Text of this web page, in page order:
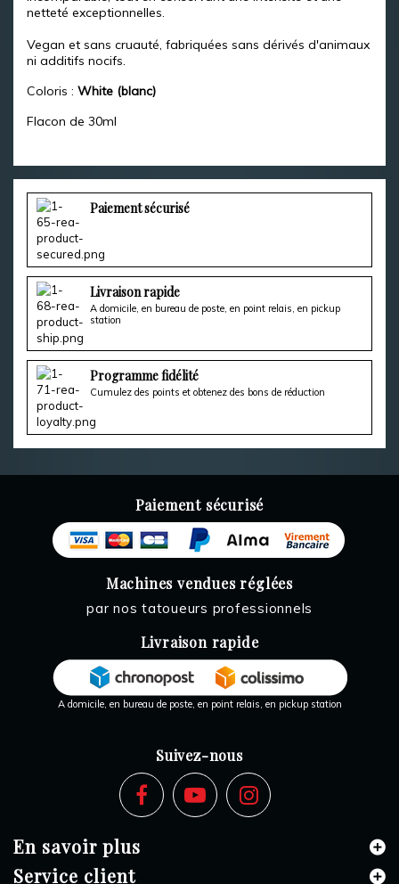
netteté exceptionnelles.
Vegan et sans cruauté, fabriquées sans dérivés d'animaux
ni additifs nocifs.
Coloris : White (blanc)
Flacon de 30ml
Paiement sécurisé
Livraison rapide
A domicile, en bureau de poste, en point relais, en pickup
station
Programme fidélité
Cumulez des points et obtenez des bons de réduction
Paiement sécurisé
Machines vendues réglées
par nos tatoueurs professionnels
Livraison rapide
A domicile, en bureau de poste, en point relais, en pickup station
Suivez-nous
En savoir plus
Service client